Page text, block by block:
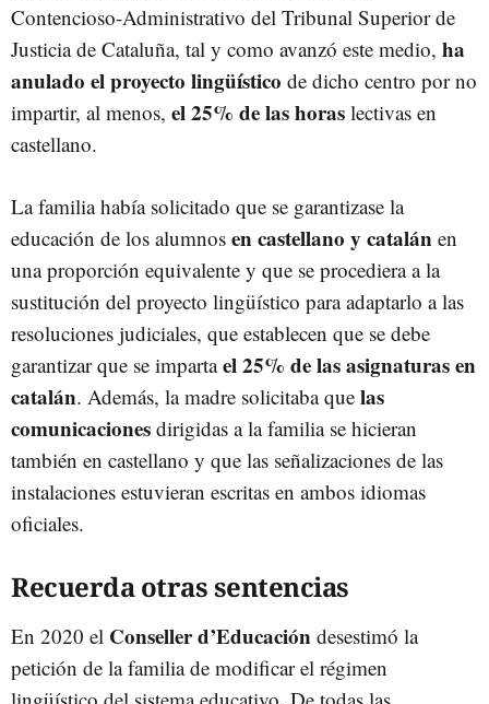
Contencioso-Administrativo del Tribunal Superior de
Justicia de Cataluña, tal y como avanzó este medio, ha
anulado el proyecto lingüístico de dicho centro por no
impartir, al menos, el 25% de las horas lectivas en
castellano.
La familia había solicitado que se garantizase la
educación de los alumnos en castellano y catalán en
una proporción equivalente y que se procediera a la
sustitución del proyecto lingüístico para adaptarlo a las
resoluciones judiciales, que establecen que se debe
garantizar que se impartael 25% de las asignaturas en
catalán. Además, la madre solicitaba que las
comunicaciones dirigidas a la familia se hicieran
también en castellano y que las señalizaciones de las
instalaciones estuvieran escritas en ambos idiomas
oficiales.
Recuerda otras sentencias
En 2020 el Conseller d’Educación desestimó la
petición de la familia de modificar el régimen